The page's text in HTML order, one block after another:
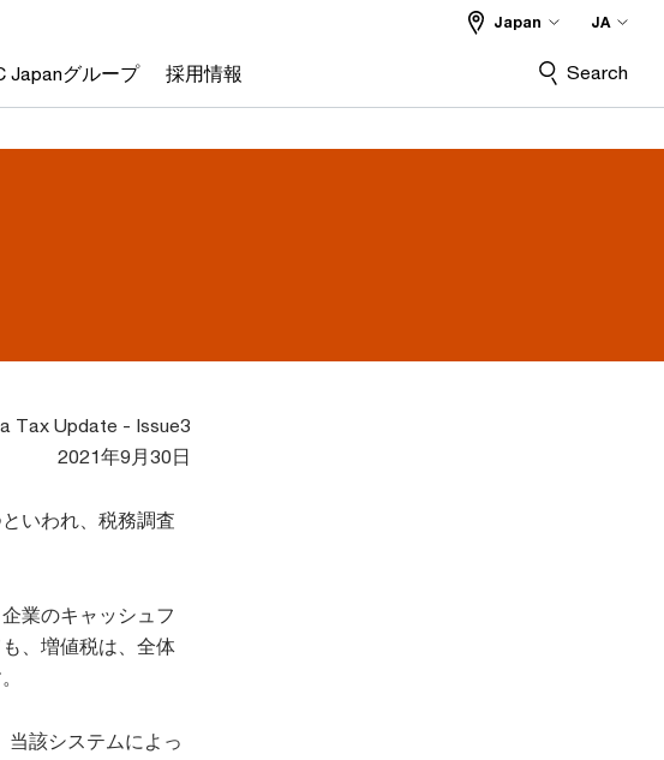
Japanグループ 採用情報
Japan JA
Search
Tax Update - Issue3
2021年9月30日
いわれ、税務調査
業のキャッシュフ
、増値税は、全体
当該システムによっ